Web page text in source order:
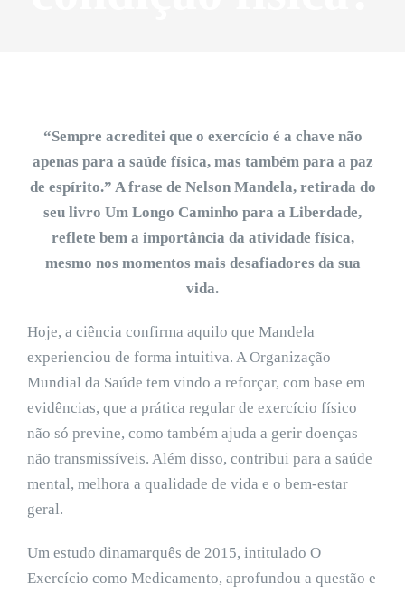
“Sempre acreditei que o exercício é a chave não
apenas para a saúde física, mas também para a paz
de espírito.” A frase de Nelson Mandela, retirada do
seu livro Um Longo Caminho para a Liberdade,
reflete bem a importância da atividade física,
mesmo nos momentos mais desafiadores da sua
vida.
Hoje, a ciência confirma aquilo que Mandela
experienciou de forma intuitiva. A Organização
Mundial da Saúde tem vindo a reforçar, com base em
evidências, que a prática regular de exercício físico
não só previne, como também ajuda a gerir doenças
não transmissíveis. Além disso, contribui para a saúde
mental, melhora a qualidade de vida e o bem-estar
geral.
Um estudo dinamarquês de 2015, intitulado O
Exercício como Medicamento, aprofundou a questão e